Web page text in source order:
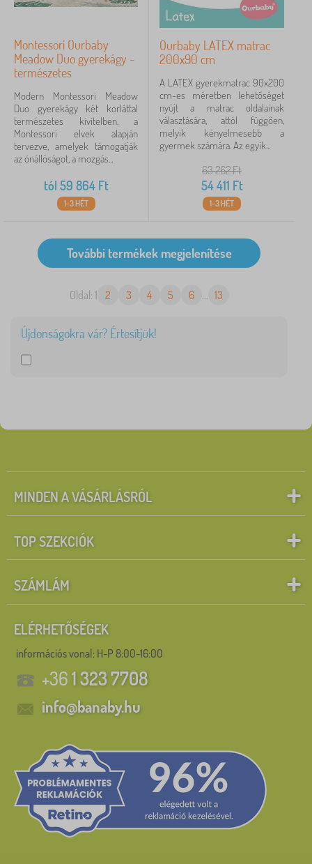
Montessori Ourbaby
Meadow Duo gyerekágy -
természetes
Modern Montessori Meadow
Duo gyerekágy két korláttal
természetes kivitelben, a
Montessori elvek alapján
tervezve, amelyek támogatják
az önállóságot, a mozgás...
tól 59 864Ft
1-3 HÉT
Ourbaby LATEX matrac
200x90 cm
A LATEX gyerekmatrac 90x200
cm-es méretben lehetőséget
nyújt a matrac oldalainak
választására, attól függően,
melyik kényelmesebb a
gyermek számára. Az egyik...
63 262Ft
54 411 Ft
1-3 HÉT
Oldal: 1 2 3 4 5 6 ... 13
Újdonságokra vár? Értesítjük!
MINDEN A VÁSÁRLÁSRÓL
TOP SZEKCIÓK
SZÁMLÁM
ELÉRHETŐSÉGEK
információs vonal: H-P 8:00-16:00
+361 323 7708
info@banaby.hu